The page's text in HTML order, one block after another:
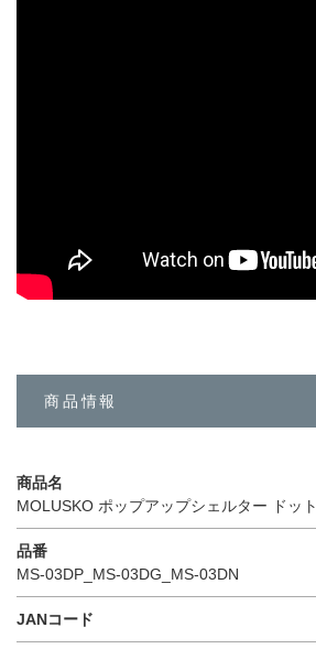
商品情報
商品名
MOLUSKO ポップアップシェルター ドット
品番
MS-03DP_MS-03DG_MS-03DN
JANコード